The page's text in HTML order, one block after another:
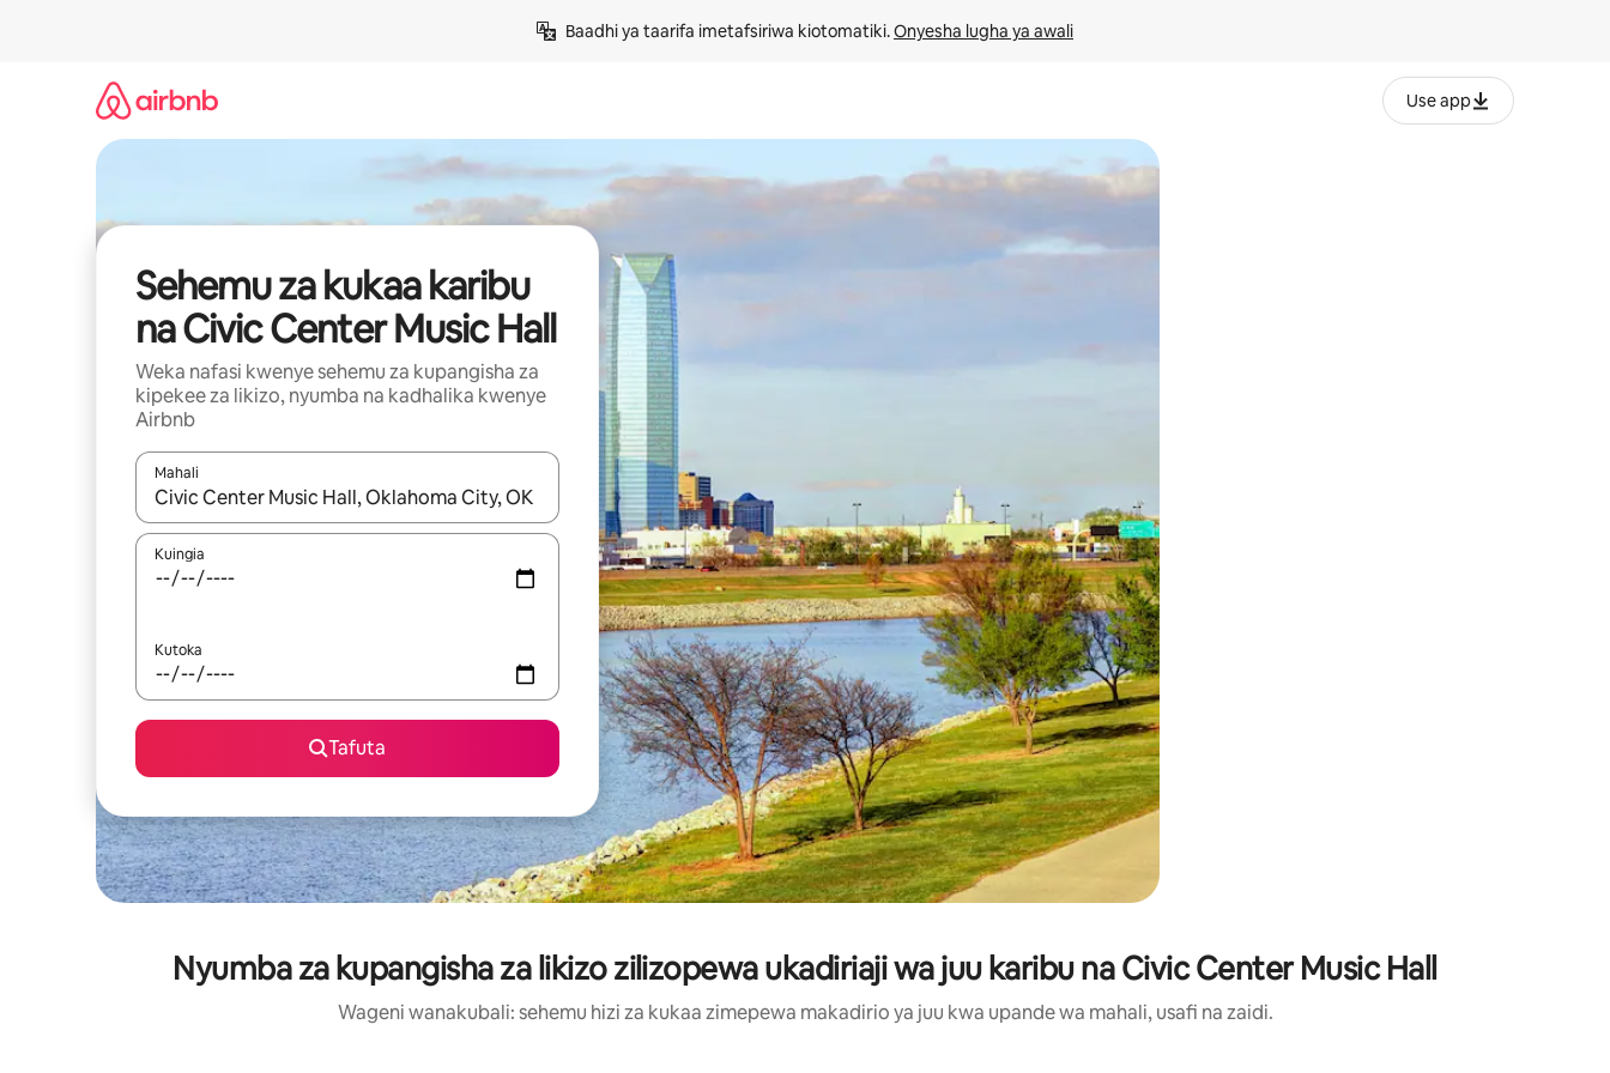
Baadhi ya taarifa imetafsiriwa kiotomatiki. Onyesha lugha ya awali
Use app
Sehemu za kukaa karibu
na Civic Center Music Hall
Weka nafasi kwenye sehemu za kupangisha za
kipekee za likizo, nyumba na kadhalika kwenye
Airbnb
Mahali
Wakati matokeo yanapatikana, vinjari kwa kutumia vitufe vya vishale vya juu na chini au uchunguze kwa kugusa au kutelezesha kidole kwenye ishara.
Kuingia
Kutoka
Tafuta
Nyumba za kupangisha za likizo zilizopewa ukadiriaji wa juu karibu na Civic Center Music Hall
Wageni wanakubali: sehemu hizi za kukaa zimepewa makadirio ya juu kwa upande wa mahali, usafi na zaidi.